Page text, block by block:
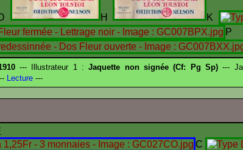
H K
P
--- Illustrateur 1 :Jaquette non signée (Cf: Pg Sp) ---
Lecture ---
C